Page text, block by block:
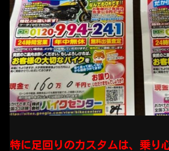
特に足回りのカスタムは、乗り